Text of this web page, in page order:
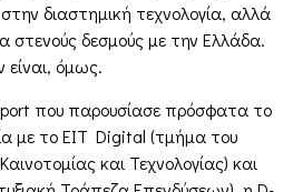
στην διαστημική τεχνολογία, αλλά
στενούς δεσμούς με την Ελλάδα.
είναι, όμως.
που παρουσίασε πρόσφατα το
με το EIT Digital (τμήμα του
και Τεχνολογίας) και